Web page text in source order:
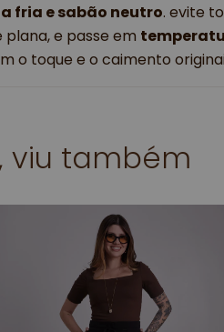
fria e sabão neutro. evite
e passe em
o toque e o caimento
viu também